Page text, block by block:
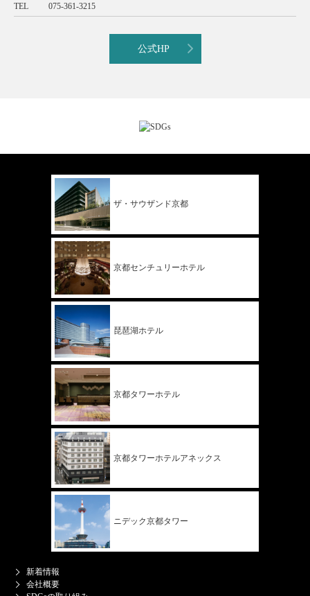
TEL 075-361-3215
公式HP
ザ・サウザンド京都
京都センチュリーホテル
琵琶湖ホテル
京都タワーホテル
京都タワーホテルアネックス
ニデック京都タワー
新着情報
会社概要